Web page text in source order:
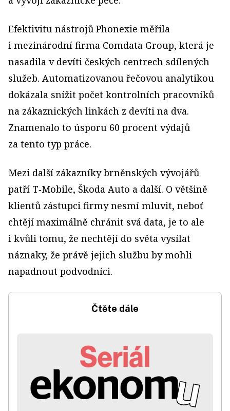
Efektivitu nástrojů Phonexie měřila
i mezinárodní firma Comdata Group, která je
nasadila v devíti českých centrech sdílených
služeb. Automatizovanou řečovou analytikou
dokázala snížit počet kontrolních pracovníků
na zákaznických linkách z devíti na dva.
Znamenalo to úsporu 60 procent výdajů
za tento typ práce.
Mezi další zákazníky brněnských vývojářů
patří T‑Mobile, Škoda Auto a další. O většině
klientů zástupci firmy nesmí mluvit, neboť
chtějí maximálně chránit svá data, je to ale
i kvůli tomu, že nechtějí do světa vysílat
náznaky, že právě jejich službu by mohli
napadnout podvodníci.
Čtěte dále